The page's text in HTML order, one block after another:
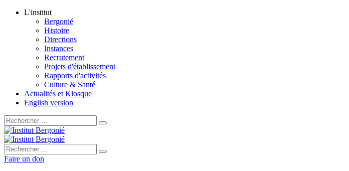
L'institut
Bergonié
Histoire
Directions
Instances
Recrutement
Projets d'établissement
Rapports d'activités
Culture & Santé
Actualités et Kiosque
English version
Rechercher :
Rechercher :
Faire un don